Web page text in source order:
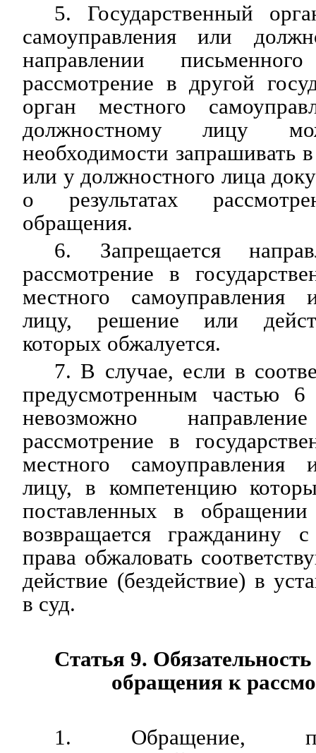
5. Государственный
самоуправления или
направлении
рассмотрение в другой
орган местного
должностному лицу
необходимости запрашивать
или у должностного лица
о результатах
обращения.
6. Запрещается
рассмотрение в
местного самоуправления
лицу, решение или
которых обжалуется.
7. В случае, если в
предусмотренным частью 6
невозможно
рассмотрение в
местного самоуправления
лицу, в компетенцию
поставленных в
возвращается гражданину
права обжаловать
действие (бездействие) в
в суд.
Статья 9.
обращения к
1. Обращение,